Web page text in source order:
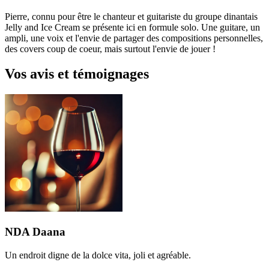
Pierre, connu pour être le chanteur et guitariste du groupe dinantais
Jelly and Ice Cream se présente ici en formule solo. Une guitare, un
ampli, une voix et l'envie de partager des compositions personnelles,
des covers coup de coeur, mais surtout l'envie de jouer !
Vos avis et témoignages
NDA Daana
Un endroit digne de la dolce vita, joli et agréable.